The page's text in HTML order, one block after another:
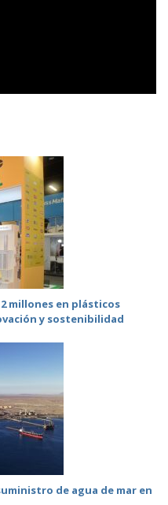
millones en plásticos
y sostenibilidad
de agua de mar en